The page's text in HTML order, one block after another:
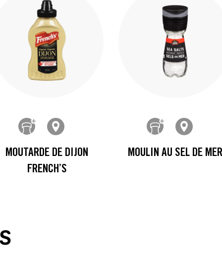
MOUTARDE DE DIJON
FRENCH’S
MOULIN AU SEL DE MER